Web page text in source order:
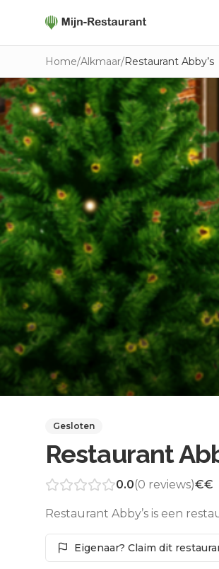
Home/Alkmaar/Restaurant Abby’s
Gesloten
Restaurant
0.0(0 reviews)€€
Restaurant Abby’s is een
Eigenaar? Claim dit